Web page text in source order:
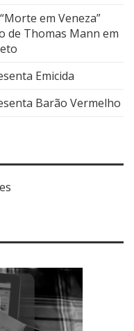
em Veneza”
de Thomas Mann em
Emicida
Barão Vermelho